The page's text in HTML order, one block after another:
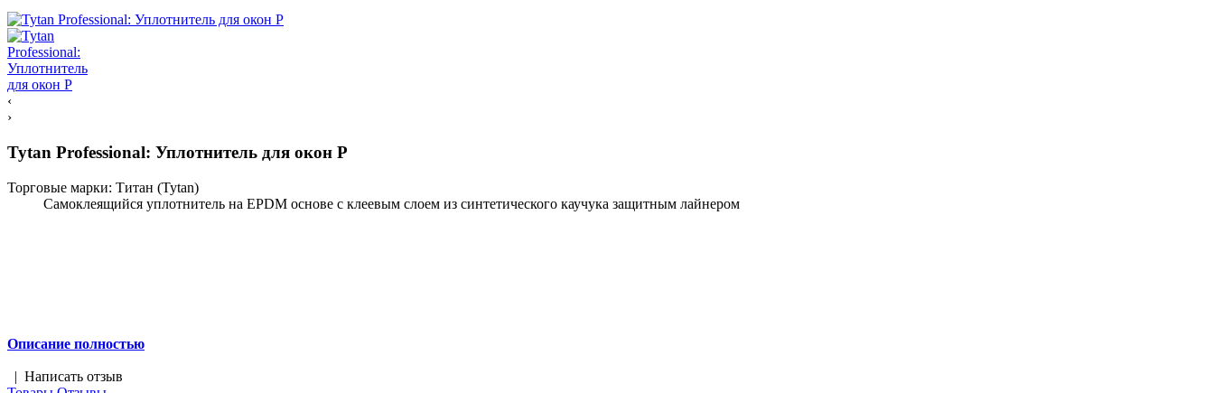
‹
›
Tytan Professional: Уплотнитель для окон P
Торговые марки: Титан (Tytan)
Самоклеящийся уплотнитель на EPDM основе с клеевым слоем из синтетического каучука защитным лайнером
Описание полностью
| Написать отзыв